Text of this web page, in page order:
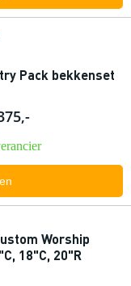
Pack bekkenset
Worship
18"C, 20"R